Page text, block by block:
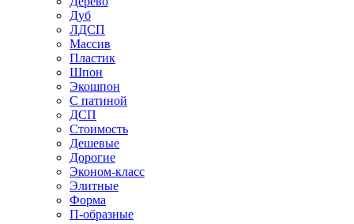
Дуб
ЛДСП
Массив
Пластик
Шпон
Экошпон
С патиной
ДСП
Стоимость
Дешевые
Дорогие
Эконом-класс
Элитные
Форма
П-образные